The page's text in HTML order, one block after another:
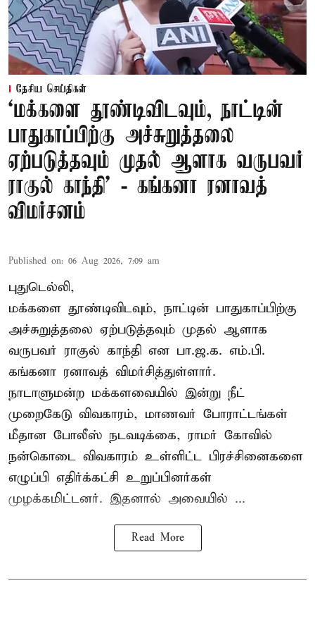
தேசிய செய்திகள்
‘மக்களை தூண்டிவிடவும், நாட்டின்
பாதுகாப்பிற்கு அச்சுறுத்தலை
ஏற்படுத்தவும் முதல் ஆளாக வருபவர்
ராகுல் காந்தி’ - கங்கனா ரனாவத்
விமர்சனம்
Published on: 06 Aug 2026, 7:09 am
புதுடெல்லி,
மக்களை தூண்டிவிடவும், நாட்டின் பாதுகாப்பிற்கு
அச்சுறுத்தலை ஏற்படுத்தவும் முதல் ஆளாக
வருபவர் ராகுல் காந்தி என பா.ஜ.க. எம்.பி.
கங்கனா ரனாவத் விமர்சித்துள்ளார்.
நாடாளுமன்ற மக்களவையில் இன்று நீட்
முறைகேடு விவகாரம், மாணவர் போராட்டங்கள்
மீதான போலீஸ் நடவடிக்கை, ராமர் கோவில்
நன்கொடை விவகாரம் உள்ளிட்ட பிரச்சினைகளை
எழுப்பி எதிர்க்கட்சி உறுப்பினர்கள்
முழக்கமிட்டனர். இதனால் அவையில் ...
Read More